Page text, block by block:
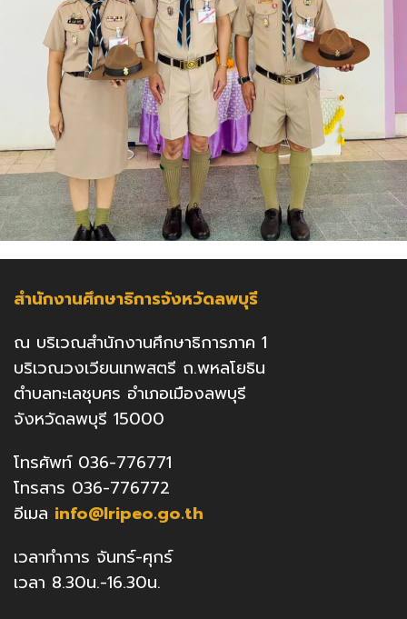
สำนักงานศึกษาธิการจังหวัดลพบุรี
ณ บริเวณสำนักงานศึกษาธิการภาค 1
บริเวณวงเวียนเทพสตรี ถ.พหลโยธิน
ตำบลทะเลชุบศร อำเภอเมืองลพบุรี
จังหวัดลพบุรี 15000
โทรศัพท์ 036-776771
โทรสาร 036-776772
อีเมล info@lripeo.go.th
เวลาทำการ จันทร์-ศุกร์
เวลา 8.30น.-16.30น.